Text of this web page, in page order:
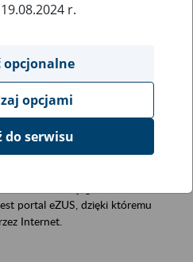
ZUS eZUS
portal eZUS, dzięki któremu
Internet.
r.
opcjonalne
opcjami
do serwisu